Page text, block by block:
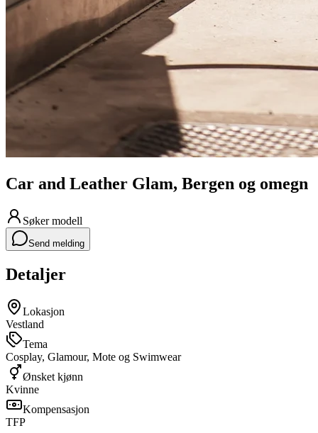
Car and Leather Glam, Bergen og omegn
Søkermodell
Send melding
Detaljer
Lokasjon
Vestland
Tema
Cosplay, Glamour, Mote og Swimwear
Ønsket kjønn
Kvinne
Kompensasjon
TFP